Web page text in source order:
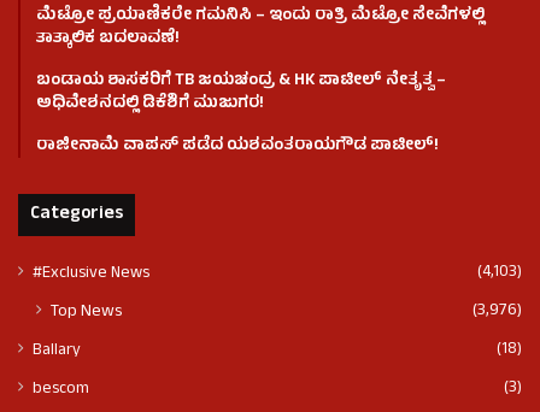
ಮೆಟ್ರೋ ಪ್ರಯಾಣಿಕರೇ ಗಮನಿಸಿ – ಇಂದು ರಾತ್ರಿ ಮೆಟ್ರೋ ಸೇವೆಗಳಲ್ಲಿ
ತಾತ್ಕಾಲಿಕ ಬದಲಾವಣೆ!
ಬಂಡಾಯ ಶಾಸಕರಿಗೆ TB ಜಯಚಂದ್ರ & HK ಪಾಟೀಲ್ ನೇತೃತ್ವ –
ಅಧಿವೇಶನದಲ್ಲಿ ಡಿಕೆಶಿಗೆ ಮುಜುಗರ!
ರಾಜೀನಾಮೆ ವಾಪಸ್ ಪಡೆದ ಯಶವಂತರಾಯಗೌಡ ಪಾಟೀಲ್‌!
Categories
#Exclusive News (4,103)
Top News (3,976)
Ballary
(18)
bescom
(3)